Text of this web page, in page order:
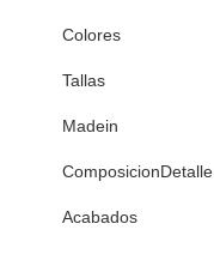
Colores
Tallas
Madein
ComposicionDetalle
Acabados